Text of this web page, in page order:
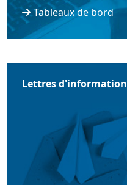
Tableaux de bord
Lettres d'information